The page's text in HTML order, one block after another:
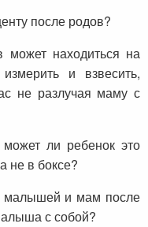
после родов?
находиться на
и взвесить,
не разлучая маму с
ли ребенок это
не в боксе?
малышей и мам после
с собой?